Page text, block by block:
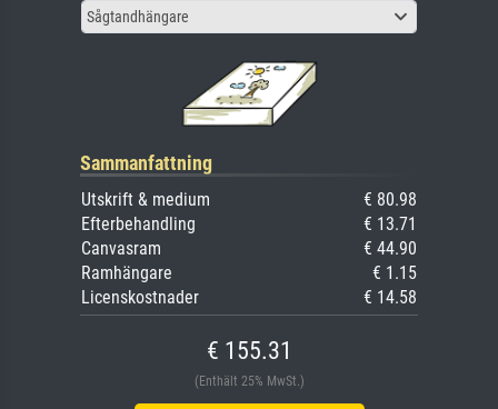
Sågtandhängare
Sammanfattning
Utskrift & medium
€ 80.98
Efterbehandling
€ 13.71
Canvasram
€ 44.90
Ramhängare
€ 1.15
Licenskostnader
€ 14.58
€ 155.31
(Enthält 25% MwSt.)